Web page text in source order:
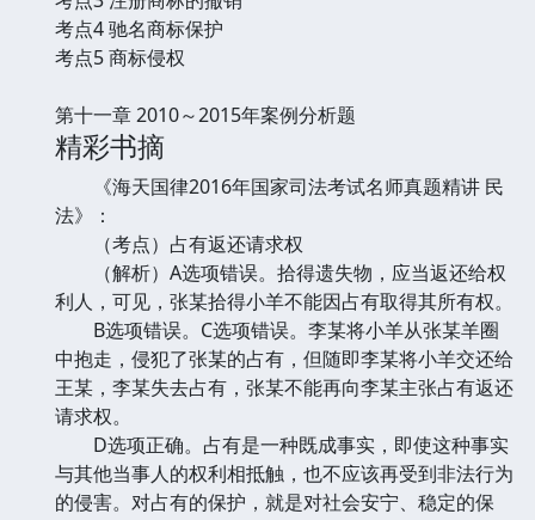
考点4 驰名商标保护
考点5 商标侵权
第十一章 2010～2015年案例分析题
精彩书摘
《海天国律2016年国家司法考试名师真题精讲 民
法》：
（考点）占有返还请求权
（解析）A选项错误。拾得遗失物，应当返还给权
利人，可见，张某拾得小羊不能因占有取得其所有权。
B选项错误。C选项错误。李某将小羊从张某羊圈
中抱走，侵犯了张某的占有，但随即李某将小羊交还给
王某，李某失去占有，张某不能再向李某主张占有返还
请求权。
D选项正确。占有是一种既成事实，即使这种事实
与其他当事人的权利相抵触，也不应该再受到非法行为
的侵害。对占有的保护，就是对社会安宁、稳定的保